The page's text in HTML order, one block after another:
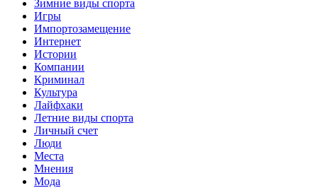
Зимние виды спорта
Игры
Импортозамещение
Интернет
Истории
Компании
Криминал
Культура
Лайфхаки
Летние виды спорта
Личный счет
Люди
Места
Мнения
Мода